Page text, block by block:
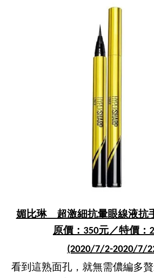
媚比琳 超激細抗暈眼線液抗
原價：350元／特價：
(2020/7/2-2020/7/
看到這熟面孔，就無需儂編多